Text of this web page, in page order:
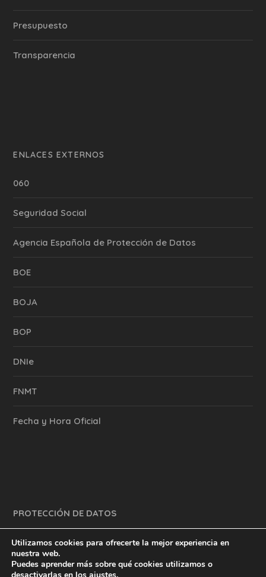
Presupuesto
Transparencia
ENLACES EXTERNOS
060
Seguridad Social
Agencia Española de Protección de Datos
BOE
BOJA
BOP
DNIe
FNMT
Fecha y Hora Oficial
PROTECCIÓN DE DATOS
inventtatte es Marketing Online Sevilla
Utilizamos cookies para ofrecerte la mejor experiencia en
nuestra web.
Puedes aprender más sobre qué cookies utilizamos o